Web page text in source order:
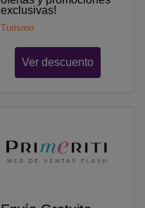
exclusivas!
Turismo
Ver descuento